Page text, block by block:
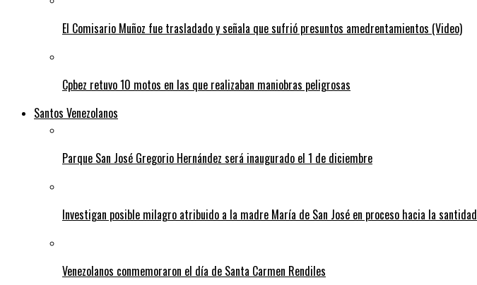
El Comisario Muñoz fue trasladado y señala que sufrió presuntos amedrentamientos (Video)
Cpbez retuvo 10 motos en las que realizaban maniobras peligrosas
Santos Venezolanos
Parque San José Gregorio Hernández será inaugurado el 1 de diciembre
Investigan posible milagro atribuido a la madre María de San José en proceso hacia la santidad
Venezolanos conmemoraron el día de Santa Carmen Rendiles